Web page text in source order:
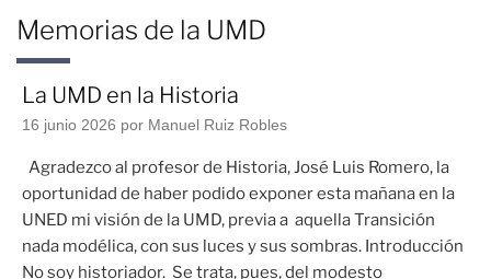
Memorias de la UMD
La UMD en la Historia
16 junio 2026 por Manuel Ruiz Robles
Agradezco al profesor de Historia, José Luis Romero, la
oportunidad de haber podido exponer esta mañana en la
UNED mi visión de la UMD, previa a aquella Transición
nada modélica, con sus luces y sus sombras. Introducción
No soy historiador. Se trata, pues, del modesto